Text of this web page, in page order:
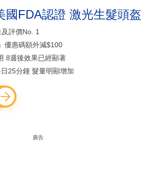
國FDA認證 激光生髮頭盔
評價No. 1
優惠碼額外減$100
8週後效果已經顯著
25分鐘 髮量明顯增加
廣告